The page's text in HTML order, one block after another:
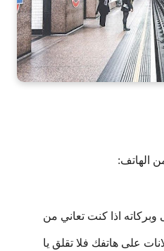
الهاتف:
وبركاته اذا كنت تعاني من
على هاتفك فلا تقلق يا